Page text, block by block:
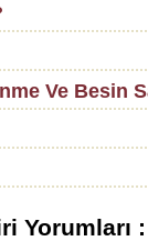
Ve Besin
Yorumları :